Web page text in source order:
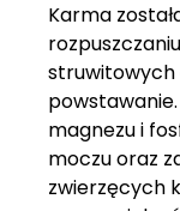
Karma
struwitowych
magnezu i
moczu oraz
zwierzęcych